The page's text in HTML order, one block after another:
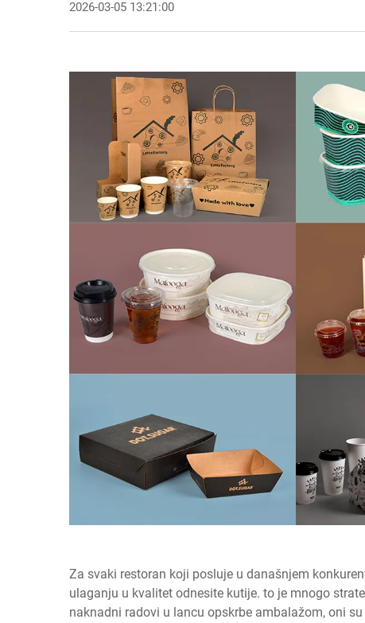
2026-03-05 13:21:00
Za svaki restoran koji posluje u današnjem
ulaganju u kvalitet odnesite kutije. to je mnogo
naknadni radovi u lancu opskrbe ambalažom, oni